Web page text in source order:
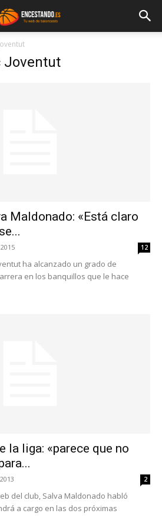
Joventut
Maldonado: «Está claro
12
ha alcanzado un grado de
en los banquillos que le hace
la liga: «parece que no
2
del club, Salva Maldonado habló
a cargo en las dos próximas